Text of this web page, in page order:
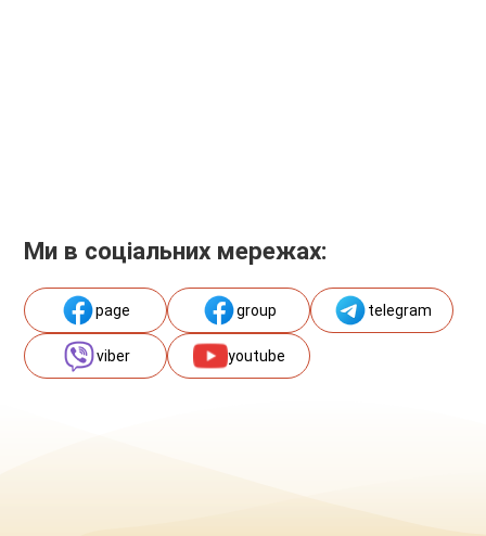
Ми в соціальних мережах:
page group telegram
viber youtube